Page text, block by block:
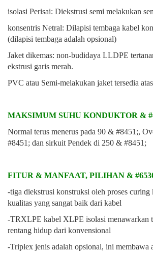
isolasi Perisai: Diekstrusi semi melakukan
konsentris Netral: Dilapisi tembaga kabel
(dilapisi tembaga adalah opsional)
Jaket dikemas: non-budidaya LLDPE
ekstrusi garis merah.
PVC atau Semi-melakukan jaket tersedia
MAKSIMUM SUHU KONDUKTOR &
Normal terus menerus pada 90 & #8451;,
#8451; dan sirkuit Pendek di 250 & #8451;
FITUR & MANFAAT, PILIHAN &
-tiga diekstrusi konstruksi oleh proses curing
kualitas yang sangat baik dari kabel
-TRXLPE kabel XLPE isolasi menawarkan
rentang hidup dari konvensional
-Triplex jenis adalah opsional, ini membawa